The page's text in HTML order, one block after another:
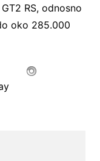
RS, odnosno
oko 285.000